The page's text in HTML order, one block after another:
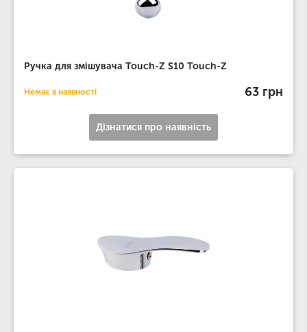
Ручка для змішувача Touch-Z S10 Touch-Z
Немає в наявності 63 грн
Дізнатися про наявність